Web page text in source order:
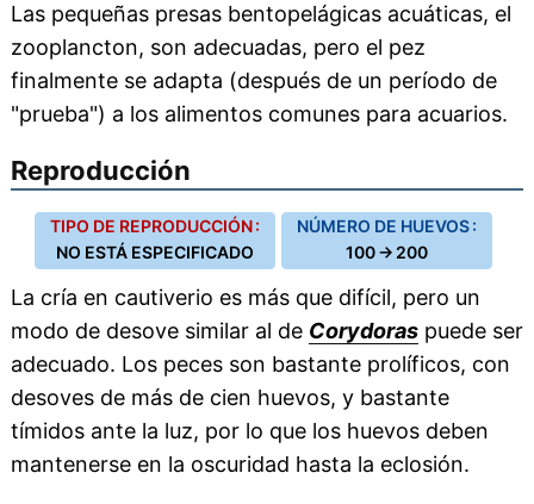
Las pequeñas presas bentopelágicas acuáticas, el
zooplancton, son adecuadas, pero el pez
finalmente se adapta (después de un período de
"prueba") a los alimentos comunes para acuarios.
Reproducción
TIPO DE REPRODUCCIÓN :
NO ESTÁ ESPECIFICADO
NÚMERO DE HUEVOS :
100 → 200
La cría en cautiverio es más que difícil, pero un
modo de desove similar al de Corydoraspuede ser
adecuado. Los peces son bastante prolíficos, con
desoves de más de cien huevos, y bastante
tímidos ante la luz, por lo que los huevos deben
mantenerse en la oscuridad hasta la eclosión.